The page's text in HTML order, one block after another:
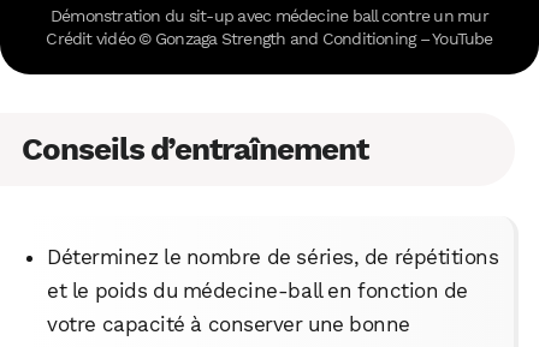
Démonstration du sit-up avec médecine ball contre un mur
Crédit vidéo © Gonzaga Strength and Conditioning – YouTube
Conseils d’entraînement
Déterminez le nombre de séries, de répétitions
et le poids du médecine-ball en fonction de
votre capacité à conserver une bonne
WhatsApp Telegram
Facebook LinkedIn